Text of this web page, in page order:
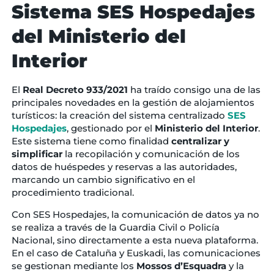
Sistema SES Hospedajes
del Ministerio del
Interior
El Real Decreto 933/2021 ha traído consigo una de las
principales novedades en la gestión de alojamientos
turísticos: la creación del sistema centralizado SES
Hospedajes, gestionado por el Ministerio del Interior.
Este sistema tiene como finalidad centralizar y
simplificarla recopilación y comunicación de los
datos de huéspedes y reservas a las autoridades,
marcando un cambio significativo en el
procedimiento tradicional.
Con SES Hospedajes, la comunicación de datos ya no
se realiza a través de la Guardia Civil o Policía
Nacional, sino directamente a esta nueva plataforma.
En el caso de Cataluña y Euskadi, las comunicaciones
se gestionan mediante los Mossos d’Esquadray la